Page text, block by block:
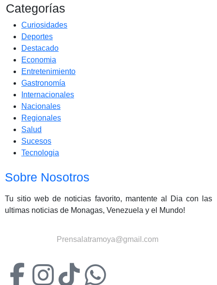
Categorías
Curiosidades
Deportes
Destacado
Economia
Entretenimiento
Gastronomía
Internacionales
Nacionales
Regionales
Salud
Sucesos
Tecnologia
Sobre Nosotros
Tu sitio web de noticias favorito, mantente al Dia con las
ultimas noticias de Monagas, Venezuela y el Mundo!
Prensalatramoya@gmail.com